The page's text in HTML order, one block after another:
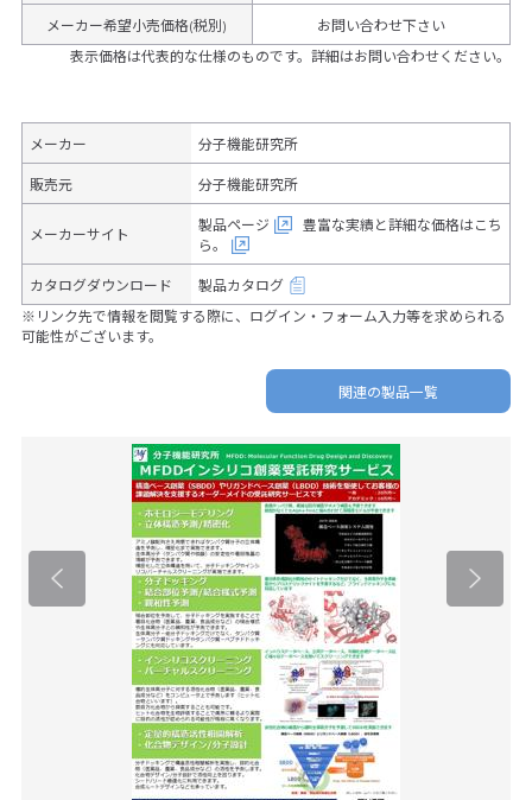
メーカー希望小売価格(税別)
お問い合わせ下さい
表示価格は代表的な仕様のものです。詳細はお問い合わせください。
メーカー 分子機能研究所
販売元 分子機能研究所
メーカーサイト
製品ページ
豊富な実績と詳細な価格はこち
ら。
カタログダウンロード
製品カタログ
※リンク先で情報を閲覧する際に、ログイン・フォーム入力等を求められる
可能性がございます。
関連の製品一覧